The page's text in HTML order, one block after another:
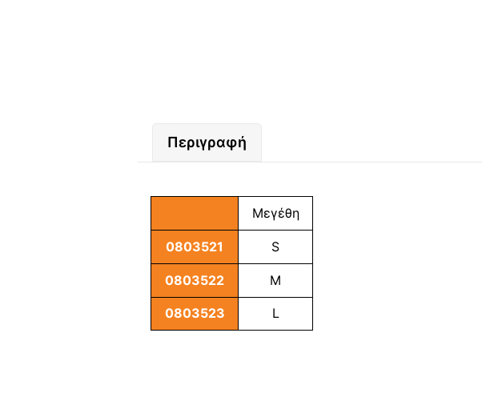
Περιγραφή
Μεγέθη
0803521 S
0803522 M
0803523 L